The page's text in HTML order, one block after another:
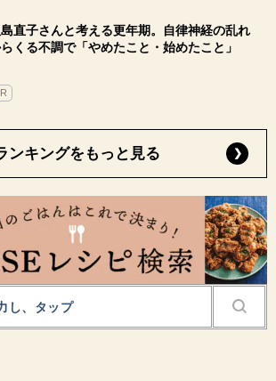
直子さんと考える更年期。自律神経の乱れ
くる不調で「やめたこと・始めたこと」
ンキングをもっと見る